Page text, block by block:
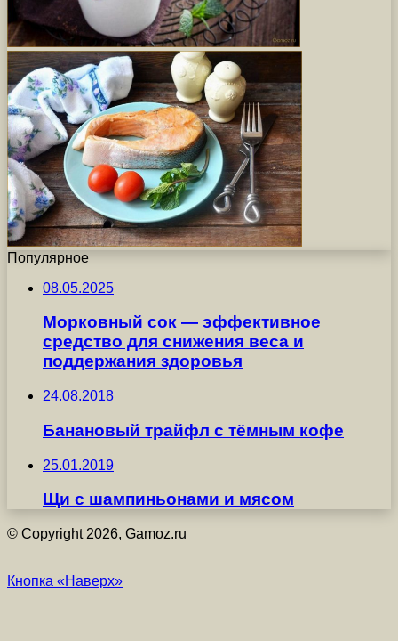
Популярное
08.05.2025
Морковный сок — эффективное
средство для снижения веса и
поддержания здоровья
24.08.2018
Банановый трайфл с тёмным кофе
25.01.2019
Щи с шампиньонами и мясом
© Copyright 2026, Gamoz.ru
Кнопка «Наверх»